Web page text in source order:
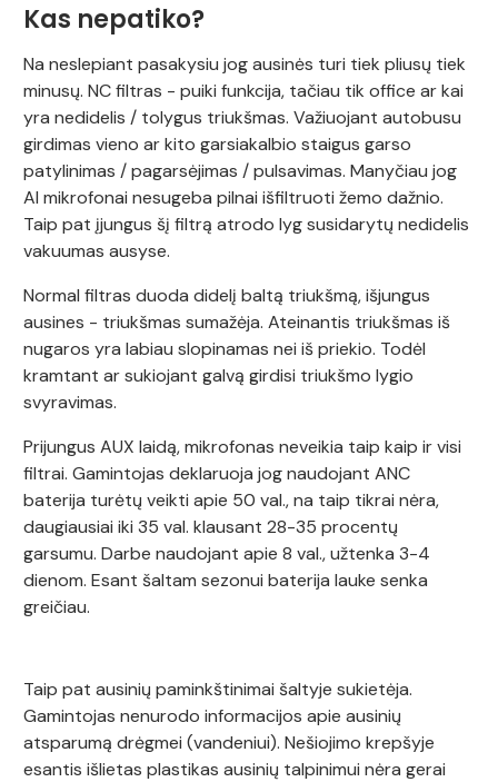
Kas nepatiko?
Na neslepiant pasakysiu jog ausinės turi tiek pliusų tiek
minusų. NC filtras - puiki funkcija, tačiau tik office ar kai
yra nedidelis / tolygus triukšmas. Važiuojant autobusu
girdimas vieno ar kito garsiakalbio staigus garso
patylinimas / pagarsėjimas / pulsavimas. Manyčiau jog
AI mikrofonai nesugeba pilnai išfiltruoti žemo dažnio.
Taip pat įjungus šį filtrą atrodo lyg susidarytų nedidelis
vakuumas ausyse.
Normal filtras duoda didelį baltą triukšmą, išjungus
ausines - triukšmas sumažėja. Ateinantis triukšmas iš
nugaros yra labiau slopinamas nei iš priekio. Todėl
kramtant ar sukiojant galvą girdisi triukšmo lygio
svyravimas.
Prijungus AUX laidą, mikrofonas neveikia taip kaip ir visi
filtrai. Gamintojas deklaruoja jog naudojant ANC
baterija turėtų veikti apie 50 val., na taip tikrai nėra,
daugiausiai iki 35 val. klausant 28-35 procentų
garsumu. Darbe naudojant apie 8 val., užtenka 3-4
dienom. Esant šaltam sezonui baterija lauke senka
greičiau.
Taip pat ausinių paminkštinimai šaltyje sukietėja.
Gamintojas nenurodo informacijos apie ausinių
atsparumą drėgmei (vandeniui). Nešiojimo krepšyje
esantis išlietas plastikas ausinių talpinimui nėra gerai